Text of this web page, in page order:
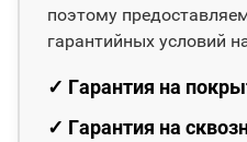
поэтому
гарантийных условий
✓ Гарантия на
✓ Гарантия на